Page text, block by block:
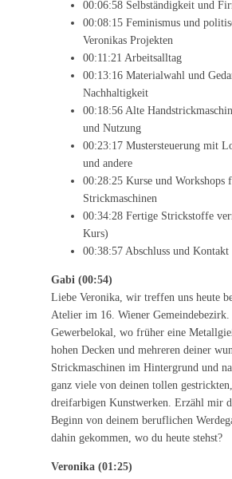
00:06:58 Selbständigkeit und
00:08:15 Feminismus und
Veronikas Projekten
00:11:21 Arbeitsalltag
00:13:16 Materialwahl und
Nachhaltigkeit
00:18:56 Alte
und Nutzung
00:23:17 Mustersteuerung mit
und andere
00:28:25 Kurse und Workshops
Strickmaschinen
00:34:28 Fertige Strickstoffe
Kurs)
00:38:57 Abschluss und Kontakt
Gabi (00:54)
Liebe Veronika, wir treffen uns heute
Atelier im 16. Wiener Gemeindebezirk.
Gewerbelokal, wo früher eine
hohen Decken und mehreren deiner
Strickmaschinen im Hintergrund und
ganz viele von deinen tollen
dreifarbigen Kunstwerken. Erzähl mir
Beginn von deinem beruflichen
dahin gekommen, wo du heute stehst?
Veronika (01:25)